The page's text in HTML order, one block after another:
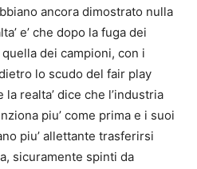
ancora dimostrato nulla
e’ che dopo la fuga dei
dei campioni, con i
lo scudo del fair play
realta’ dice che l’industria
piu’ come prima e i suoi
piu’ allettante trasferirsi
sicuramente spinti da